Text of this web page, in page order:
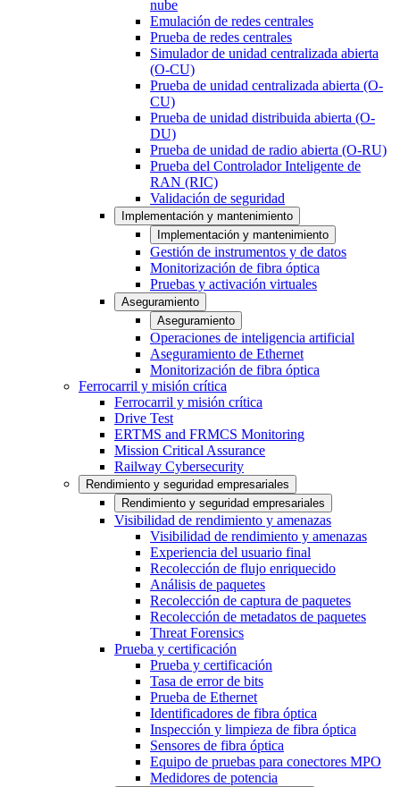
nube
Emulación de redes centrales
Prueba de redes centrales
Simulador de unidad centralizada abierta
(O-CU)
Prueba de unidad centralizada abierta (O-
CU)
Prueba de unidad distribuida abierta (O-
DU)
Prueba de unidad de radio abierta (O-RU)
Prueba del Controlador Inteligente de
RAN (RIC)
Validación de seguridad
Implementación y mantenimiento
Implementación y mantenimiento
Gestión de instrumentos y de datos
Monitorización de fibra óptica
Pruebas y activación virtuales
Aseguramiento
Aseguramiento
Operaciones de inteligencia artificial
Aseguramiento de Ethernet
Monitorización de fibra óptica
Ferrocarril y misión crítica
Ferrocarril y misión crítica
Drive Test
ERTMS and FRMCS Monitoring
Mission Critical Assurance
Railway Cybersecurity
Rendimiento y seguridad empresariales
Rendimiento y seguridad empresariales
Visibilidad de rendimiento y amenazas
Visibilidad de rendimiento y amenazas
Experiencia del usuario final
Recolección de flujo enriquecido
Análisis de paquetes
Recolección de captura de paquetes
Recolección de metadatos de paquetes
Threat Forensics
Prueba y certificación
Prueba y certificación
Tasa de error de bits
Prueba de Ethernet
Identificadores de fibra óptica
Inspección y limpieza de fibra óptica
Sensores de fibra óptica
Equipo de pruebas para conectores MPO
Medidores de potencia